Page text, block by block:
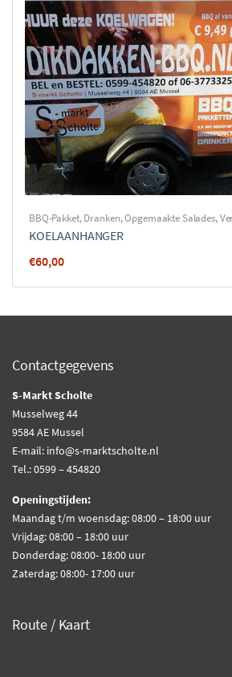
BBQ-Pakket,Dranken,Opgemaakte Salades,
KOELAANHANGER
€60,00
Contactgegevens
S-Markt Scholte
Musselweg 44
9584 AE Mussel
E-mail: info@s-marktscholte.nl
Tel.: 0599 – 454820
Openingstijden:
Maandag t/m woensdag: 08:00 – 18:00 uur
Vrijdag: 08:00 – 18:00 uur
Donderdag: 08:00- 18:00 uur
Zaterdag: 08:00- 17:00 uur
Route / Kaart